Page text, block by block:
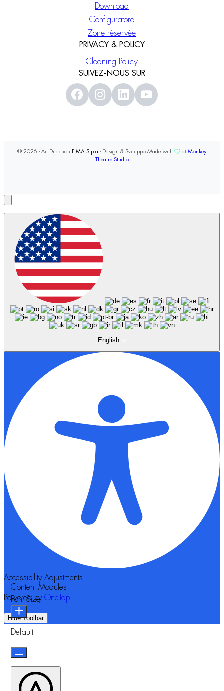
Download
Configuratore
Zone réservée
PRIVACY & POLICY
Cleaning Policy
SUIVEZ-NOUS SUR
© 2026 - Art Direction FIMA S.p.a - Design & Sviluppo Made with at Monkey
Theatre Studio
English
Accessibility Adjustments
Powered by OneTap
Hide Toolbar
Content Modules
Font Size
Default